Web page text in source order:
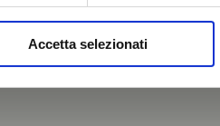
Accetta selezionati